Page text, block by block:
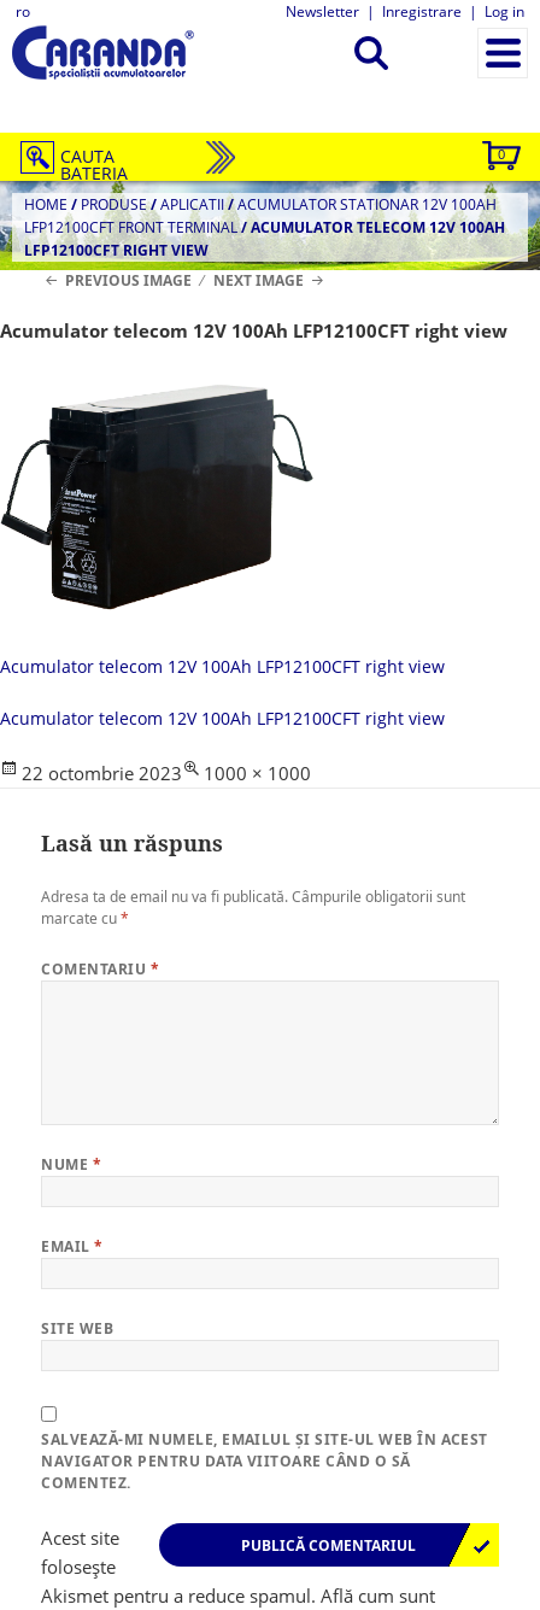
ro Newsletter | Inregistrare | Log in
0
CAUTA
BATERIA
HOME / PRODUSE/APLICATII/ACUMULATOR STATIONAR 12V 100AH
LFP12100CFT FRONT TERMINAL/ACUMULATOR TELECOM 12V 100AH
LFP12100CFT RIGHT VIEW
PREVIOUS IMAGE
NEXT IMAGE
Acumulator telecom 12V 100Ah LFP12100CFT right view
Acumulator telecom 12V 100Ah LFP12100CFT right view
Acumulator telecom 12V 100Ah LFP12100CFT right view
Posted
22 octombrie 2023
Full
1000 × 1000
Lasă un răspuns
Adresa ta de email nu va fi publicată. Câmpurile obligatorii sunt
marcate cu*
COMENTARIU *
NUME *
EMAIL*
SITE WEB
SALVEAZĂ-MI NUMELE, EMAILUL ȘI SITE-UL WEB ÎN ACEST
NAVIGATOR PENTRU DATA VIITOARE CÂND O SĂ
COMENTEZ.
Acest site
folosește
Akismet pentru a reduce spamul.Află cum sunt